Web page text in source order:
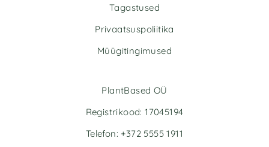
v
:
Tagastused
Privaatsuspoliitika
Müügitingimused
PlantBased OÜ
Registrikood: 17045194
Telefon: +372 5555 1911